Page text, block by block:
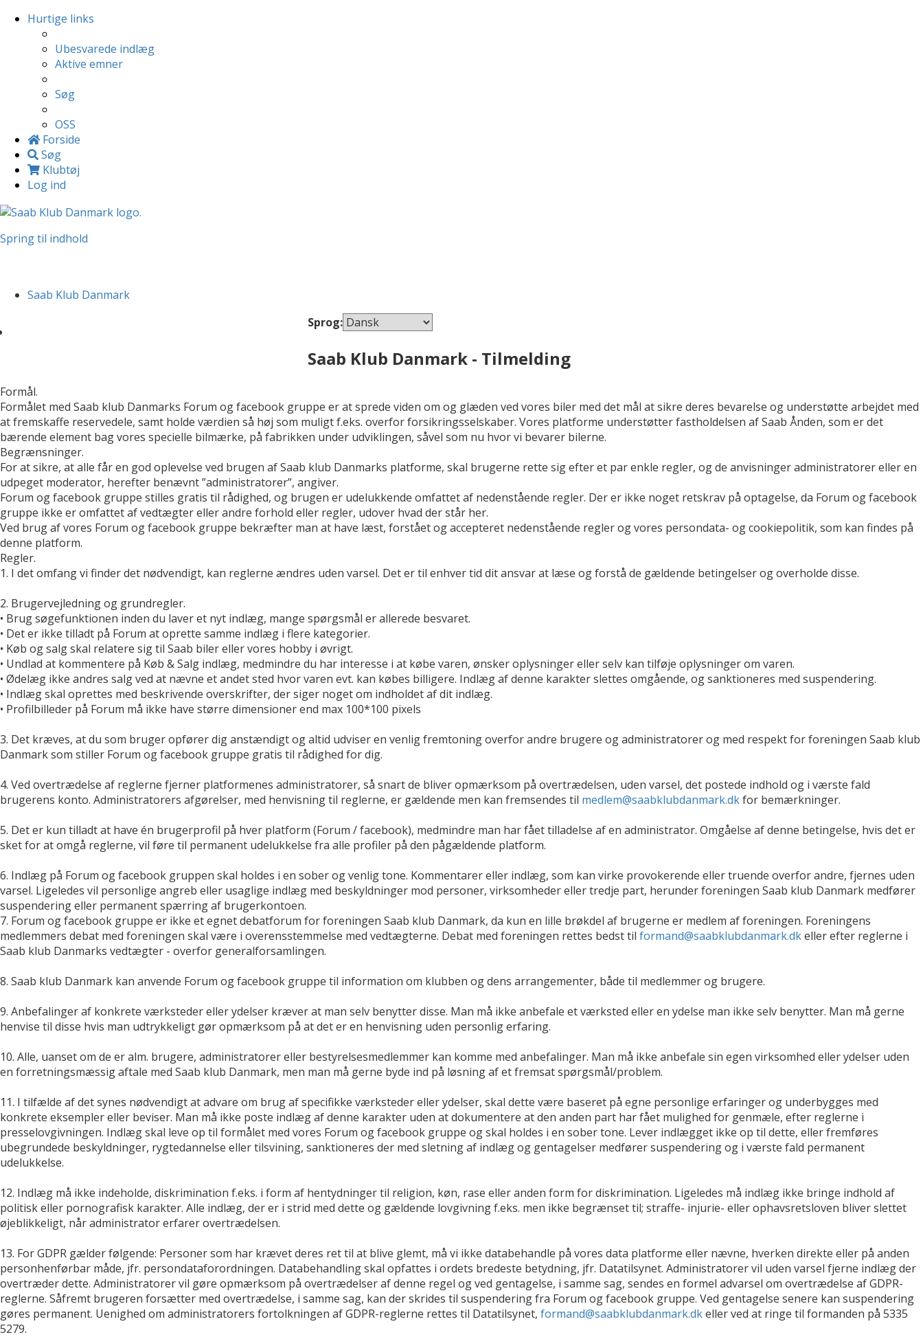
Hurtige links
Ubesvarede indlæg
Aktive emner
Søg
OSS
Forside
Søg
Klubtøj
Log ind
Spring til indhold
Saab Klub Danmark
Sprog:
Saab Klub Danmark - Tilmelding
Formål.
Formålet med Saab klub Danmarks Forum og facebook gruppe er at sprede viden om og glæden ved vores biler med det mål at sikre deres bevarelse og understøtte arbejdet med
at fremskaffe reservedele, samt holde værdien så høj som muligt f.eks. overfor forsikringsselskaber. Vores platforme understøtter fastholdelsen af Saab Ånden, som er det
bærende element bag vores specielle bilmærke, på fabrikken under udviklingen, såvel som nu hvor vi bevarer bilerne.
Begrænsninger.
For at sikre, at alle får en god oplevelse ved brugen af Saab klub Danmarks platforme, skal brugerne rette sig efter et par enkle regler, og de anvisninger administratorer eller en
udpeget moderator, herefter benævnt ”administratorer”, angiver.
Forum og facebook gruppe stilles gratis til rådighed, og brugen er udelukkende omfattet af nedenstående regler. Der er ikke noget retskrav på optagelse, da Forum og facebook
gruppe ikke er omfattet af vedtægter eller andre forhold eller regler, udover hvad der står her.
Ved brug af vores Forum og facebook gruppe bekræfter man at have læst, forstået og accepteret nedenstående regler og vores persondata- og cookiepolitik, som kan findes på
denne platform.
Regler.
1. I det omfang vi finder det nødvendigt, kan reglerne ændres uden varsel. Det er til enhver tid dit ansvar at læse og forstå de gældende betingelser og overholde disse.
2. Brugervejledning og grundregler.
• Brug søgefunktionen inden du laver et nyt indlæg, mange spørgsmål er allerede besvaret.
• Det er ikke tilladt på Forum at oprette samme indlæg i flere kategorier.
• Køb og salg skal relatere sig til Saab biler eller vores hobby i øvrigt.
• Undlad at kommentere på Køb & Salg indlæg, medmindre du har interesse i at købe varen, ønsker oplysninger eller selv kan tilføje oplysninger om varen.
• Ødelæg ikke andres salg ved at nævne et andet sted hvor varen evt. kan købes billigere. Indlæg af denne karakter slettes omgående, og sanktioneres med suspendering.
• Indlæg skal oprettes med beskrivende overskrifter, der siger noget om indholdet af dit indlæg.
• Profilbilleder på Forum må ikke have større dimensioner end max 100*100 pixels
3. Det kræves, at du som bruger opfører dig anstændigt og altid udviser en venlig fremtoning overfor andre brugere og administratorer og med respekt for foreningen Saab klub
Danmark som stiller Forum og facebook gruppe gratis til rådighed for dig.
4. Ved overtrædelse af reglerne fjerner platformenes administratorer, så snart de bliver opmærksom på overtrædelsen, uden varsel, det postede indhold og i værste fald
brugerens konto. Administratorers afgørelser, med henvisning til reglerne, er gældende men kan fremsendes til medlem@saabklubdanmark.dkfor bemærkninger.
5. Det er kun tilladt at have én brugerprofil på hver platform (Forum / facebook), medmindre man har fået tilladelse af en administrator. Omgåelse af denne betingelse, hvis det er
sket for at omgå reglerne, vil føre til permanent udelukkelse fra alle profiler på den pågældende platform.
6. Indlæg på Forum og facebook gruppen skal holdes i en sober og venlig tone. Kommentarer eller indlæg, som kan virke provokerende eller truende overfor andre, fjernes uden
varsel. Ligeledes vil personlige angreb eller usaglige indlæg med beskyldninger mod personer, virksomheder eller tredje part, herunder foreningen Saab klub Danmark medfører
suspendering eller permanent spærring af brugerkontoen.
7. Forum og facebook gruppe er ikke et egnet debatforum for foreningen Saab klub Danmark, da kun en lille brøkdel af brugerne er medlem af foreningen. Foreningens
medlemmers debat med foreningen skal være i overensstemmelse med vedtægterne. Debat med foreningen rettes bedst til formand@saabklubdanmark.dkeller efter reglerne i
Saab klub Danmarks vedtægter - overfor generalforsamlingen.
8. Saab klub Danmark kan anvende Forum og facebook gruppe til information om klubben og dens arrangementer, både til medlemmer og brugere.
9. Anbefalinger af konkrete værksteder eller ydelser kræver at man selv benytter disse. Man må ikke anbefale et værksted eller en ydelse man ikke selv benytter. Man må gerne
henvise til disse hvis man udtrykkeligt gør opmærksom på at det er en henvisning uden personlig erfaring.
10. Alle, uanset om de er alm. brugere, administratorer eller bestyrelsesmedlemmer kan komme med anbefalinger. Man må ikke anbefale sin egen virksomhed eller ydelser uden
en forretningsmæssig aftale med Saab klub Danmark, men man må gerne byde ind på løsning af et fremsat spørgsmål/problem.
11. I tilfælde af det synes nødvendigt at advare om brug af specifikke værksteder eller ydelser, skal dette være baseret på egne personlige erfaringer og underbygges med
konkrete eksempler eller beviser. Man må ikke poste indlæg af denne karakter uden at dokumentere at den anden part har fået mulighed for genmæle, efter reglerne i
presselovgivningen. Indlæg skal leve op til formålet med vores Forum og facebook gruppe og skal holdes i en sober tone. Lever indlægget ikke op til dette, eller fremføres
ubegrundede beskyldninger, rygtedannelse eller tilsvining, sanktioneres der med sletning af indlæg og gentagelser medfører suspendering og i værste fald permanent
udelukkelse.
12. Indlæg må ikke indeholde, diskrimination f.eks. i form af hentydninger til religion, køn, rase eller anden form for diskrimination. Ligeledes må indlæg ikke bringe indhold af
politisk eller pornografisk karakter. Alle indlæg, der er i strid med dette og gældende lovgivning f.eks. men ikke begrænset til; straffe- injurie- eller ophavsretsloven bliver slettet
øjeblikkeligt, når administrator erfarer overtrædelsen.
13. For GDPR gælder følgende: Personer som har krævet deres ret til at blive glemt, må vi ikke databehandle på vores data platforme eller nævne, hverken direkte eller på anden
personhenførbar måde, jfr. persondataforordningen. Databehandling skal opfattes i ordets bredeste betydning, jfr. Datatilsynet. Administratorer vil uden varsel fjerne indlæg der
overtræder dette. Administratorer vil gøre opmærksom på overtrædelser af denne regel og ved gentagelse, i samme sag, sendes en formel advarsel om overtrædelse af GDPR-
reglerne. Såfremt brugeren forsætter med overtrædelse, i samme sag, kan der skrides til suspendering fra Forum og facebook gruppe. Ved gentagelse senere kan suspendering
gøres permanent. Uenighed om administratorers fortolkningen af GDPR-reglerne rettes til Datatilsynet, formand@saabklubdanmark.dkeller ved at ringe til formanden på 5335
5279.